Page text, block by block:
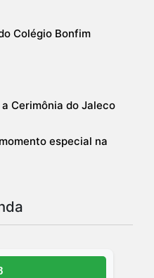
Colégio Bonfim
Cerimônia do Jaleco
especial na